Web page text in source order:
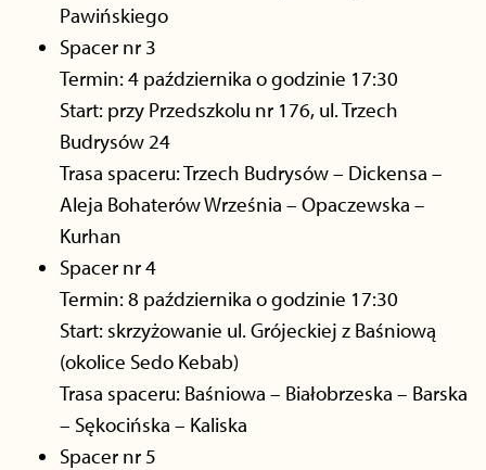
Pawińskiego
Spacer nr 3
Termin: 4 października o godzinie 17:30
Start: przy Przedszkolu nr 176, ul. Trzech
Budrysów 24
Trasa spaceru: Trzech Budrysów – Dickensa –
Aleja Bohaterów Września – Opaczewska –
Kurhan
Spacer nr 4
Termin: 8 października o godzinie 17:30
Start: skrzyżowanie ul. Grójeckiej z Baśniową
(okolice Sedo Kebab)
Trasa spaceru: Baśniowa – Białobrzeska – Barska
– Sękocińska – Kaliska
Spacer nr 5